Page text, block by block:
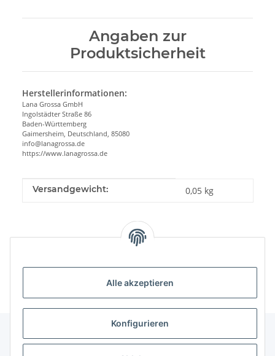
Alle akzeptieren
Konfigurieren
Angaben zur
Produktsicherheit
Herstellerinformationen:
Lana Grossa GmbH
Ingolstädter Straße 86
Baden-Württemberg
Gaimersheim, Deutschland, 85080
info@lanagrossa.de
https://www.lanagrossa.de
Produkteigenschaft
Wert
Versandgewicht: 0,05 kg